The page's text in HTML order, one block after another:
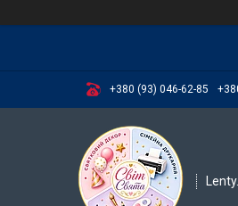
+380 (93) 046-62-85